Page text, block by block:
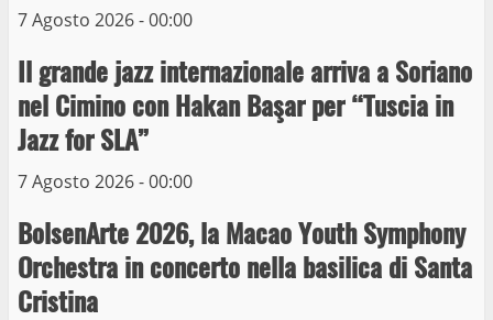
7 Agosto 2026 - 00:00
Il grande jazz internazionale arriva a Soriano
nel Cimino con Hakan Başar per “Tuscia in
Jazz for SLA”
7 Agosto 2026 - 00:00
BolsenArte 2026, la Macao Youth Symphony
Orchestra in concerto nella basilica di Santa
Cristina
9 Maggio 2023
4
La Polizia di Stato arresta il ladro seriale
10 Maggio 2023
Prorogata la mostra dei bozzetti di
Michelangelo Buonarroti ospitata al